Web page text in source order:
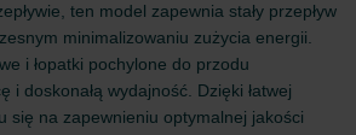
ten model zapewnia stały przepływ
minimalizowaniu zużycia energii.
i łopatki pochylone do przodu
i doskonałą wydajność. Dzięki łatwej
się na zapewnieniu optymalnej jakości